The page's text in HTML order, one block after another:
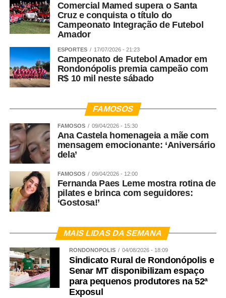
Comercial Mamed supera o Santa
Cruz e conquista o título do
Campeonato Integração de Futebol
Amador
ESPORTES 17/07/2026 - 21:23
Campeonato de Futebol Amador em
Rondonópolis premia campeão com
R$ 10 mil neste sábado
FAMOSOS
FAMOSOS 09/04/2026 - 15:30
Ana Castela homenageia a mãe com
mensagem emocionante: ‘Aniversário
dela’
FAMOSOS 09/04/2026 - 12:00
Fernanda Paes Leme mostra rotina de
pilates e brinca com seguidores:
‘Gostosa!’
MAIS LIDAS DA SEMANA
RONDONÓPOLIS 04/08/2026 - 18:09
Sindicato Rural de Rondonópolis e
Senar MT disponibilizam espaço
para pequenos produtores na 52ª
Exposul